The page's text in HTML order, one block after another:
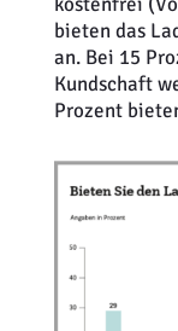
bieten das
an. Bei 15
Kundschaft
Prozent